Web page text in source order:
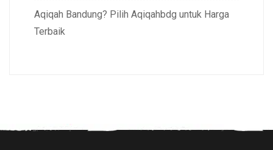
Aqiqah Bandung? Pilih Aqiqahbdg untuk Harga
Terbaik